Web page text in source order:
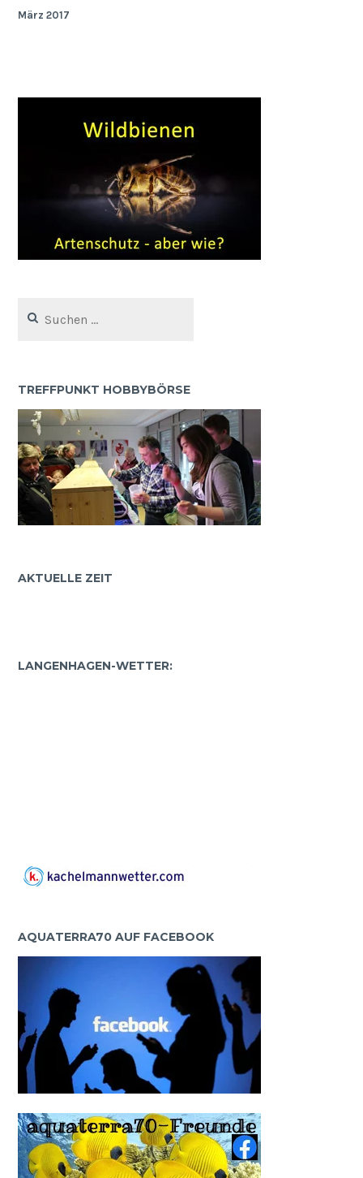
März 2017
nach:
TREFFPUNKT HOBBYBÖRSE
AKTUELLE ZEIT
LANGENHAGEN-WETTER:
AQUATERRA70 AUF FACEBOOK